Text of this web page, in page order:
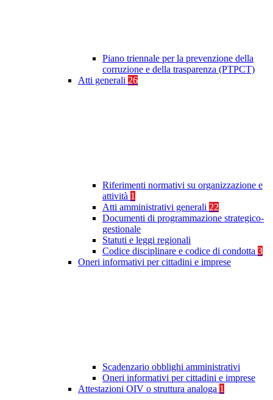
Piano triennale per la prevenzione della
corruzione e della trasparenza (PTPCT)
Atti generali 26
Riferimenti normativi su organizzazione e
attività 1
Atti amministrativi generali 22
Documenti di programmazione strategico-
gestionale
Statuti e leggi regionali
Codice disciplinare e codice di condotta 3
Oneri informativi per cittadini e imprese
Scadenzario obblighi amministrativi
Oneri informativi per cittadini e imprese
Attestazioni OIV o struttura analoga 1